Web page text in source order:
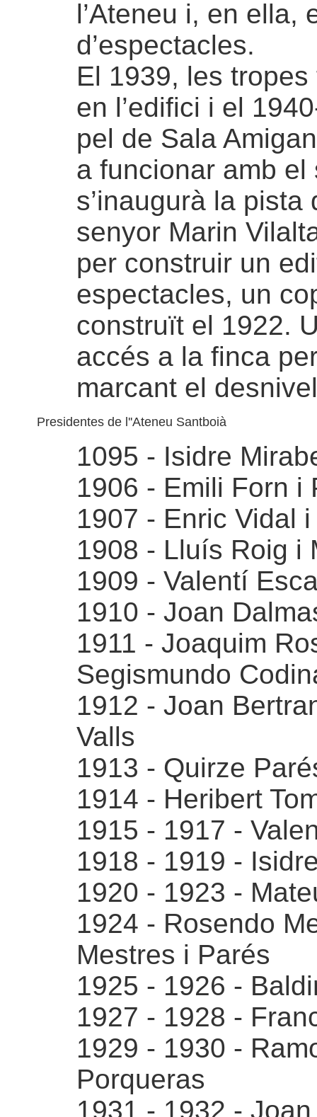
l’Ateneu i, en ella,
d’espectacles.
El 1939, les tropes
en l’edifici i el
pel de Sala
a funcionar amb
s’inaugurà la
senyor Marin
per construir un
espectacles, un
construït el 1922.
accés a la finca
marcant el
Presidentes de l''Ateneu Santboià
1095 - Isidre
1906 - Emili Forn i
1907 - Enric Vidal
1908 - Lluís Roig i
1909 - Valentí
1910 - Joan
1911 - Joaquim
Segismundo
1912 - Joan
Valls
1913 - Quirze
1914 - Heribert
1915 - 1917 -
1918 - 1919 -
1920 - 1923 -
1924 - Rosendo
Mestres i Parés
1925 - 1926 -
1927 - 1928 -
1929 - 1930 -
Porqueras
1931 - 1932 -